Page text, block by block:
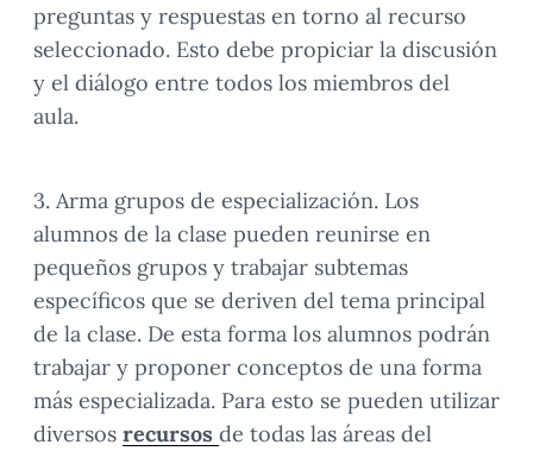
preguntas y respuestas en torno al recurso
seleccionado. Esto debe propiciar la discusión
y el diálogo entre todos los miembros del
aula.
3. Arma grupos de especialización. Los
alumnos de la clase pueden reunirse en
pequeños grupos y trabajar subtemas
específicos que se deriven del tema principal
de la clase. De esta forma los alumnos podrán
trabajar y proponer conceptos de una forma
más especializada. Para esto se pueden utilizar
diversos recursos de todas las áreas del